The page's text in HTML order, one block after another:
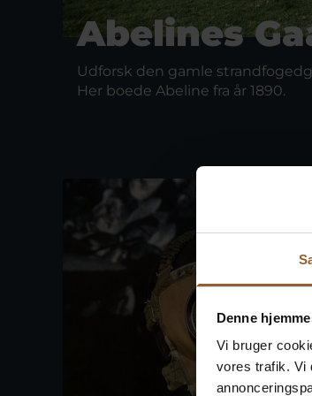
Denne
Vi bruger
vores trafik. Vi
Abelines
Udforsk den gamle
Her boede Abeline fra år 1890.